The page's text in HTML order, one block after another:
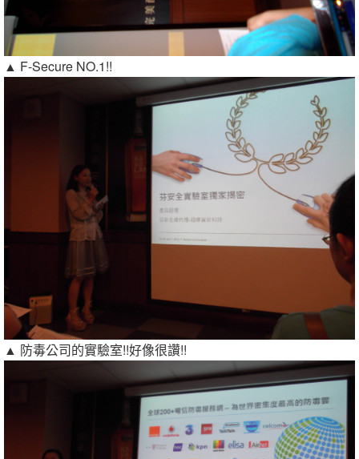
▲ F-Secure NO.1!!
▲ 防毒公司的實驗室!!好像很讚!!